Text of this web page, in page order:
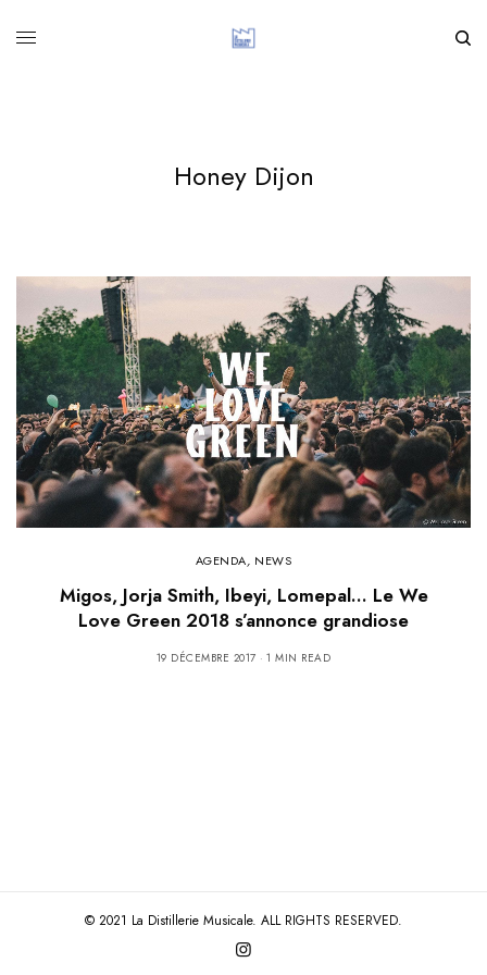
Honey Dijon
AGENDA, NEWS
Migos, Jorja Smith, Ibeyi, Lomepal… Le We
Love Green 2018 s’annonce grandiose
19 DÉCEMBRE 2017 1 MIN READ
© 2021 La Distillerie Musicale. ALL RIGHTS RESERVED.